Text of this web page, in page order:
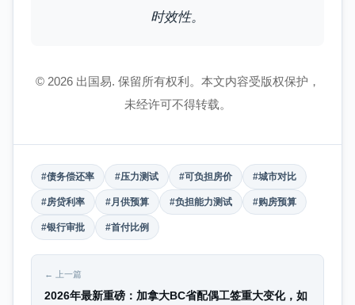
时效性。
© 2026 出国易. 保留所有权利。本文内容受版权保护，
未经许可不得转载。
#债务偿还率 #压力测试 #可负担房价 #城市对比
#房贷利率 #月供预算 #负担能力测试 #购房预算
#银行审批 #首付比例
← 上一篇
2026年最新重磅：加拿大BC省配偶工签重大变化，如